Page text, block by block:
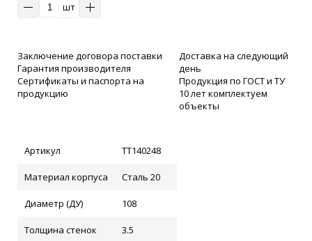
шт
Заключение договора поставки
Гарантия производителя
Сертификаты и паспорта на
продукцию
Доставка на следующий
день
Продукция по ГОСТ и ТУ
10 лет комплектуем
объекты
Артикул ТТ140248
Материал корпуса Сталь 20
Диаметр (ДУ) 108
Толщина стенок 3.5